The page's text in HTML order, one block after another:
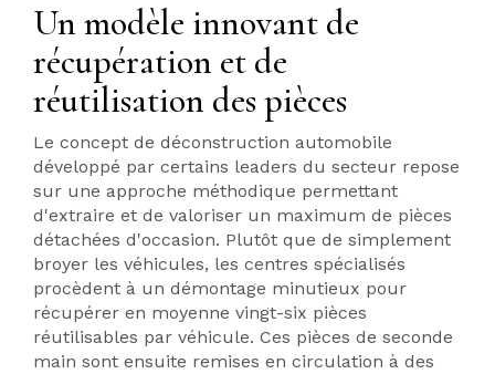
Un modèle innovant de
récupération et de
réutilisation des pièces
Le concept de déconstruction automobile
développé par certains leaders du secteur repose
sur une approche méthodique permettant
d'extraire et de valoriser un maximum de pièces
détachées d'occasion. Plutôt que de simplement
broyer les véhicules, les centres spécialisés
procèdent à un démontage minutieux pour
récupérer en moyenne vingt-six pièces
réutilisables par véhicule. Ces pièces de seconde
main sont ensuite remises en circulation à des